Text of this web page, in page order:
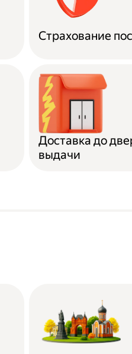
Страхование
Доставка до
выдачи